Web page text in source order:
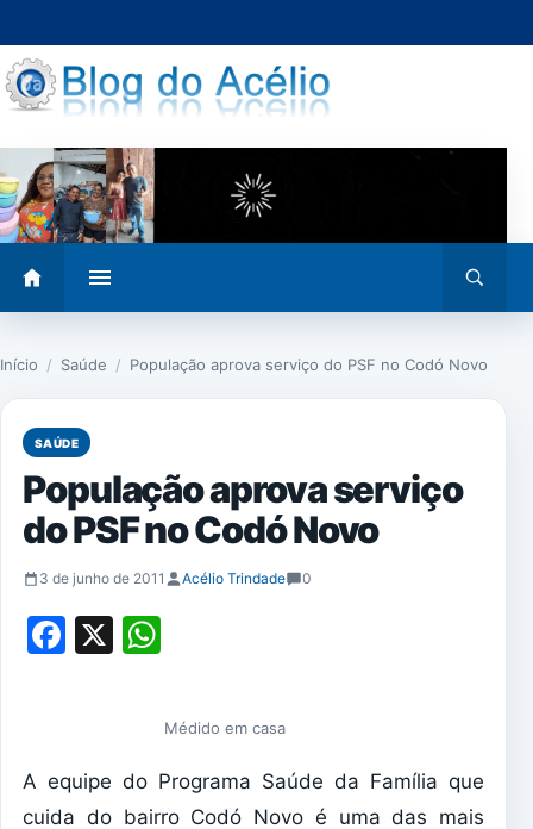
para
o
conteúdo
menu
busca
Início / Saúde / População aprova serviço do PSF no Codó Novo
SAÚDE
População aprova serviço
do PSF no Codó Novo
3 de junho de 2011 Acélio Trindade 0
Facebook
X
Médido em casa
A equipe do Programa Saúde da Família que
cuida do bairro Codó Novo é uma das mais